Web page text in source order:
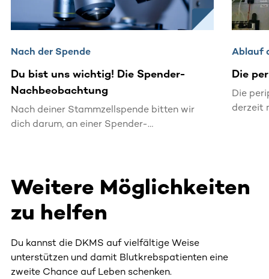
Nach der Spende
Du bist uns wichtig! Die Spender-
Nachbeobachtung
Nach deiner Stammzellspende bitten wir
dich darum, an einer Spender-
Ablauf
Die
Die
derzeit
Dialyse.
Weitere Möglichkeiten
zu helfen
Du kannst die DKMS auf vielfältige Weise
unterstützen und damit Blutkrebspatienten eine
zweite Chance auf Leben schenken.